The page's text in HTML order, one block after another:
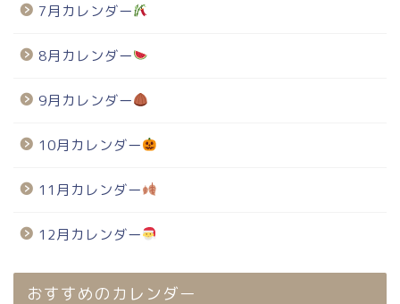
7月カレンダー
8月カレンダー
9月カレンダー
10月カレンダー
11月カレンダー
12月カレンダー
おすすめのカレンダー